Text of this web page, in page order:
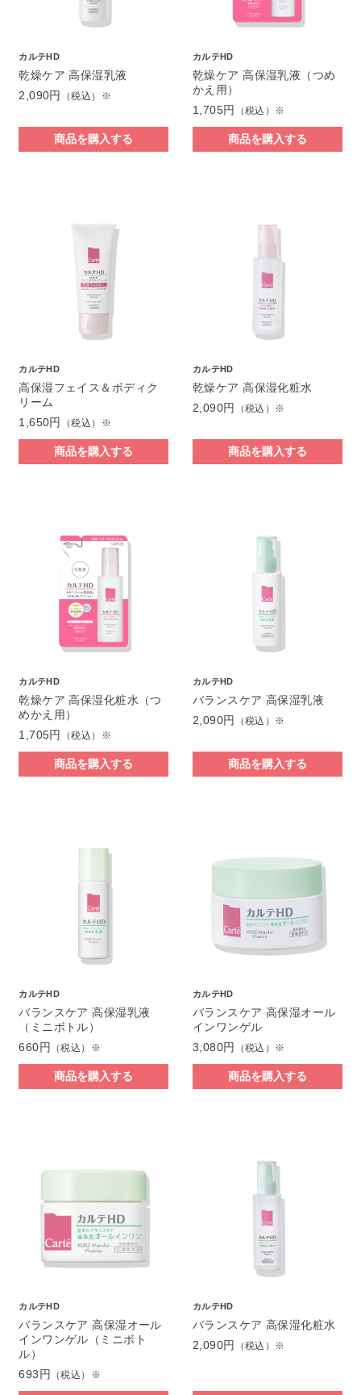
カルテHD
乾燥ケア 高保湿乳液
2,090円
（税込）※
商品を購入する
カルテHD
乾燥ケア 高保湿乳液（つめ
かえ用）
1,705円
（税込）※
商品を購入する
カルテHD
高保湿フェイス＆ボディク
リーム
1,650円
（税込）※
商品を購入する
カルテHD
乾燥ケア 高保湿化粧水
2,090円
（税込）※
商品を購入する
カルテHD
乾燥ケア 高保湿化粧水（つ
めかえ用）
1,705円
（税込）※
商品を購入する
カルテHD
バランスケア 高保湿乳液
2,090円
（税込）※
商品を購入する
カルテHD
バランスケア 高保湿乳液
（ミニボトル）
660円
（税込）※
商品を購入する
カルテHD
バランスケア 高保湿オール
インワンゲル
3,080円
（税込）※
商品を購入する
カルテHD
バランスケア 高保湿オール
インワンゲル（ミニボト
ル）
693円
（税込）※
カルテHD
バランスケア 高保湿化粧水
2,090円
（税込）※